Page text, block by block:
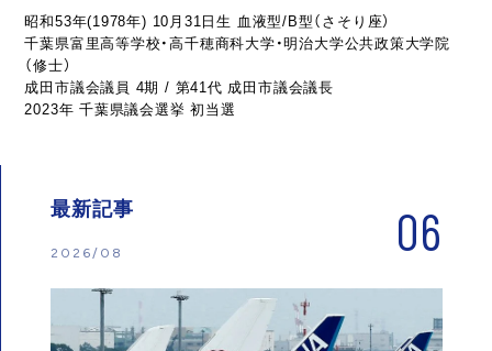
昭和53年(1978年) 10月31日生 血液型/B型（さそり座）
千葉県富里高等学校・高千穂商科大学・明治大学公共政策大学院
（修士）
成田市議会議員 4期 / 第41代 成田市議会議長
2023年 千葉県議会選挙 初当選
最新記事
2026/08 06